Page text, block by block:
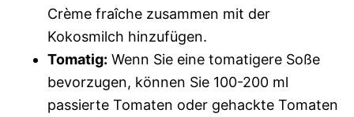
Crème fraîche zusammen mit der
Kokosmilch hinzufügen.
Tomatig: Wenn Sie eine tomatigere Soße
bevorzugen, können Sie 100-200 ml
passierte Tomaten oder gehackte Tomaten